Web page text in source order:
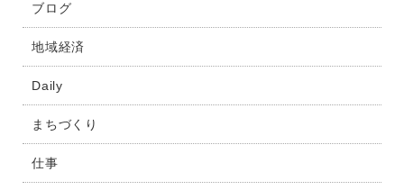
ブログ
地域経済
Daily
まちづくり
仕事